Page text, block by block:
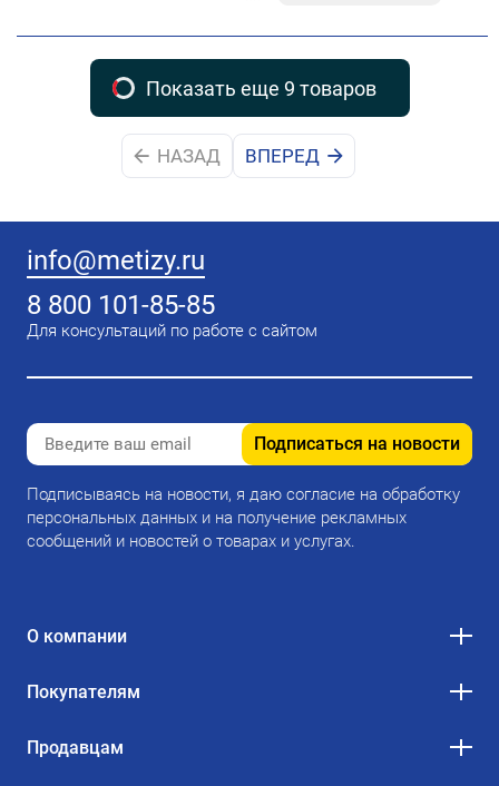
Показать еще 9 товаров
НАЗАД ВПЕРЕД
info@metizy.ru
8 800 101-85-85
Для консультаций по работе с сайтом
Подписаться на новости
Подписываясь на новости, я даю согласие на обработку
персональных данных и на получение рекламных
сообщений и новостей о товарах и услугах.
О компании
Покупателям
Продавцам